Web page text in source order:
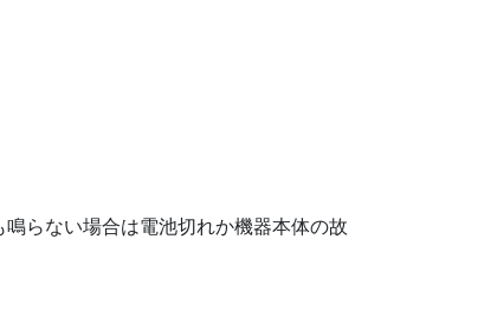
らない場合は電池切れか機器本体の故